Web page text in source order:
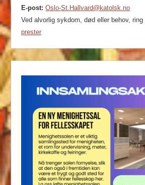
E-post: Oslo-St.Hallvard@katolsk.no
Ved alvorlig sykdom, død eller behov,
prester